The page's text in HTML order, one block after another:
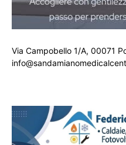
Via Campobello 1/A, 00071